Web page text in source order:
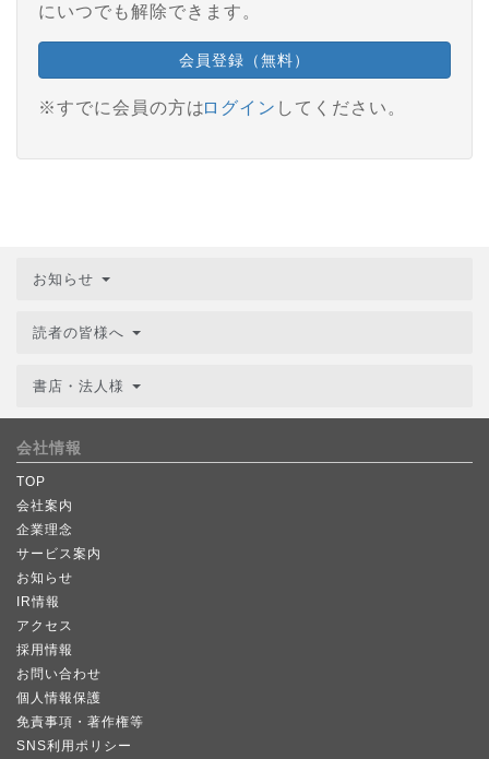
にいつでも解除できます。
会員登録（無料）
※すでに会員の方はログイン してください。
お知らせ
読者の皆様へ
書店・法人様
会社情報
TOP
会社案内
企業理念
サービス案内
お知らせ
IR情報
アクセス
採用情報
お問い合わせ
個人情報保護
免責事項・著作権等
SNS利用ポリシー